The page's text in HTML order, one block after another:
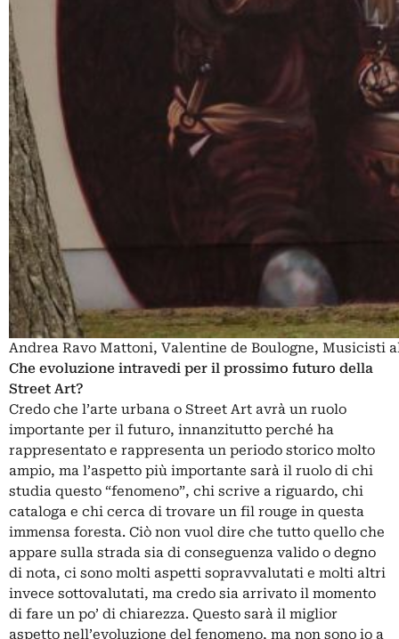
Andrea Ravo Mattoni, Valentine de Boulogne, Musicisti
Che evoluzione intravedi per il prossimo futuro della
Street Art?
Credo che l’arte urbana o Street Art avrà un ruolo
importante per il futuro, innanzitutto perché ha
rappresentato e rappresenta un periodo storico molto
ampio, ma l’aspetto più importante sarà il ruolo di chi
studia questo “fenomeno”, chi scrive a riguardo, chi
cataloga e chi cerca di trovare un fil rouge in questa
immensa foresta. Ciò non vuol dire che tutto quello che
appare sulla strada sia di conseguenza valido o degno
di nota, ci sono molti aspetti sopravvalutati e molti altri
invece sottovalutati, ma credo sia arrivato il momento
di fare un po’ di chiarezza. Questo sarà il miglior
aspetto nell’evoluzione del fenomeno, ma non sono io a